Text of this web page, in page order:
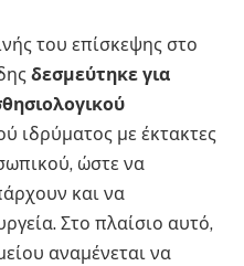
του επίσκεψης στο
δεσμεύτηκε για
ιδρύματος με έκτακτες
ώστε να
και να
Στο πλαίσιο αυτό,
αναμένεται να